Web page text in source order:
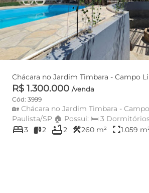
Chácara no Jardim Timbara - Campo
R$ 1.300.000 /venda
Cód: 3999
🏡 Chácara no Jardim Timbara - Campo Limpo
Paulista/SP 🏠 Possui: 🛏 3 Dormitórios (sendo 2 suítes)
🛋 S...
bed3 2 bathtub2 construction260 m² fullscreen1.059